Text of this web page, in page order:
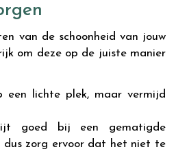
van de schoonheid van jouw
om deze op de juiste manier
een lichte plek, maar vermijd
goed bij een gematigde
dus zorg ervoor dat het niet te